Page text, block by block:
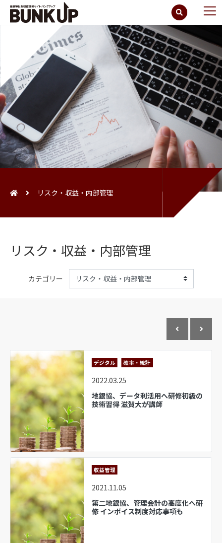
リスク・収益・内部管理
リスク・収益・内部管理
カテゴリー
デジタル 確率・統計
2022.03.25
地銀協、データ利活用へ研修初級の
技術習得 滋賀大が講師
収益管理
2021.11.05
第二地銀協、管理会計の高度化へ研
修 インボイス制度対応事項も